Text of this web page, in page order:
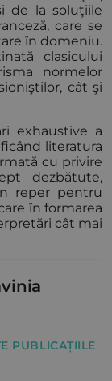
de la soluţiile
care se
în domeniu.
clasicului
normelor
cât şi
exhaustive a
literatura
cu privire
dezbătute,
reper pentru
în formarea
cât mai
PUBLICAȚIILE